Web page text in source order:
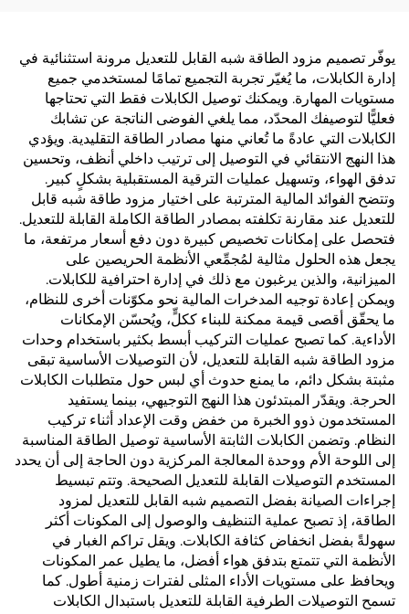
يوفّر تصميم مزود الطاقة شبه القابل للتعديل مرونة استثنائية في
إدارة الكابلات، ما يُغيّر تجربة التجميع تمامًا لمستخدمي جميع
مستويات المهارة. ويمكنك توصيل الكابلات فقط التي تحتاجها
فعليًّا لتوصيفك المحدّد، مما يلغي الفوضى الناتجة عن تشابك
الكابلات التي عادةً ما تُعاني منها مصادر الطاقة التقليدية. ويؤدي
هذا النهج الانتقائي في التوصيل إلى ترتيب داخلي أنظف، وتحسين
تدفق الهواء، وتسهيل عمليات الترقية المستقبلية بشكلٍ كبير.
وتتضح الفوائد المالية المترتبة على اختيار مزود طاقة شبه قابل
للتعديل عند مقارنة تكلفته بمصادر الطاقة الكاملة القابلة للتعديل.
فتحصل على إمكانات تخصيص كبيرة دون دفع أسعار مرتفعة، ما
يجعل هذه الحلول مثالية لمُجمِّعي الأنظمة الحريصين على
الميزانية، والذين يرغبون مع ذلك في إدارة احترافية للكابلات.
ويمكن إعادة توجيه المدخرات المالية نحو مكوّنات أخرى للنظام،
ما يحقّق أقصى قيمة ممكنة للبناء ككلٍّ، ويُحسّن الإمكانات
الأداءية. كما تصبح عمليات التركيب أبسط بكثير باستخدام وحدات
مزود الطاقة شبه القابلة للتعديل، لأن التوصيلات الأساسية تبقى
مثبتة بشكل دائم، ما يمنع حدوث أي لبس حول متطلبات الكابلات
الحرجة. ويقدّر المبتدئون هذا النهج التوجيهي، بينما يستفيد
المستخدمون ذوو الخبرة من خفض وقت الإعداد أثناء تركيب
النظام. وتضمن الكابلات الثابتة الأساسية توصيل الطاقة المناسبة
إلى اللوحة الأم ووحدة المعالجة المركزية دون الحاجة إلى أن يحدد
المستخدم التوصيلات القابلة للتعديل الصحيحة. وتتم تبسيط
إجراءات الصيانة بفضل التصميم شبه القابل للتعديل لمزود
الطاقة، إذ تصبح عملية التنظيف والوصول إلى المكونات أكثر
سهولةً بفضل انخفاض كثافة الكابلات. ويقل تراكم الغبار في
الأنظمة التي تتمتع بتدفق هواء أفضل، ما يطيل عمر المكونات
ويحافظ على مستويات الأداء المثلى لفترات زمنية أطول. كما
تسمح التوصيلات الطرفية القابلة للتعديل باستبدال الكابلات